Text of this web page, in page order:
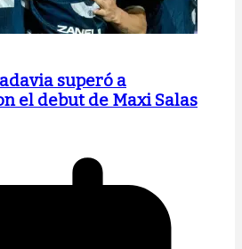
superó a
el debut de Maxi Salas